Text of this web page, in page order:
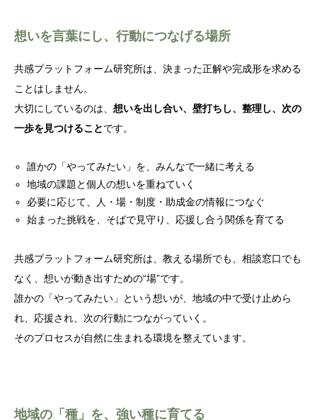
想いを言葉にし、行動につなげる場所
共感プラットフォーム研究所は、決まった正解や完成形を求める
ことはしません。
大切にしているのは、 想いを出し合い、壁打ちし、整理し、次の
一歩を見つけることです。
誰かの「やってみたい」を、みんなで一緒に考える
地域の課題と個人の想いを重ねていく
必要に応じて、人・場・制度・助成金の情報につなぐ
始まった挑戦を、そばで見守り、応援し合う関係を育てる
共感プラットフォーム研究所は、教える場所でも、相談窓口でも
なく、想いが動き出すための“場”です。
誰かの「やってみたい」という想いが、地域の中で受け止めら
れ、応援され、次の行動につながっていく。
そのプロセスが自然に生まれる環境を整えています。
地域の「種」を、強い種に育てる